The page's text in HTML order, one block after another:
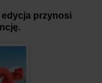
przynosi